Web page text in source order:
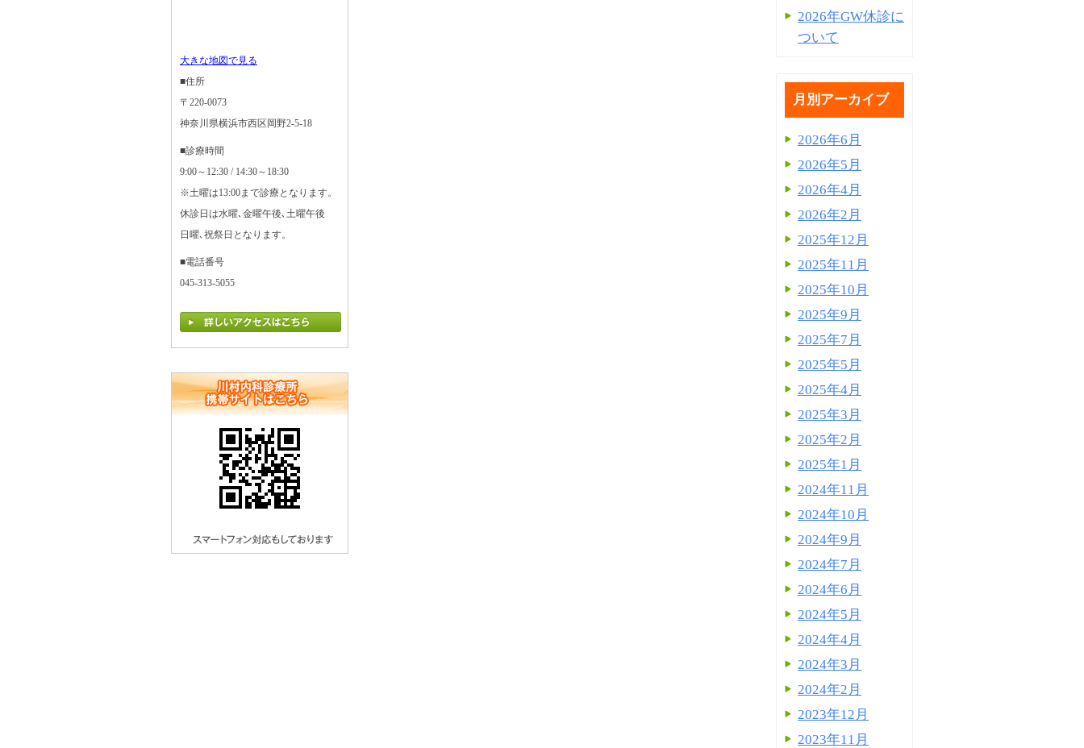
2026年GW休診に
ついて
月別アーカイブ
2026年6月
2026年5月
2026年4月
2026年2月
2025年12月
2025年11月
2025年10月
2025年9月
2025年7月
2025年5月
2025年4月
2025年3月
2025年2月
2025年1月
2024年11月
2024年10月
2024年9月
2024年7月
2024年6月
2024年5月
2024年4月
2024年3月
2024年2月
2023年12月
2023年11月
大きな地図で見る
■住所
〒220-0073
神奈川県横浜市西区岡野2-5-18
■診療時間
9:00～12:30 / 14:30～18:30
※土曜は13:00まで診療となります。
休診日は水曜､金曜午後､土曜午後
日曜､祝祭日となります。
■電話番号
045-313-5055